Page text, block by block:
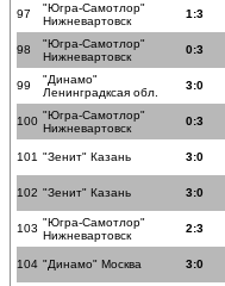
97
"Югра-Самотлор"
Нижневартовск
1:3
98
"Югра-Самотлор"
Нижневартовск
0:3
99
"Динамо"
Ленинградксая обл.
3:0
100 "Югра-Самотлор"
Нижневартовск
0:3
101 "Зенит" Казань 3:0
102 "Зенит" Казань 3:0
103 "Югра-Самотлор"
Нижневартовск
2:3
104 "Динамо" Москва 3:0